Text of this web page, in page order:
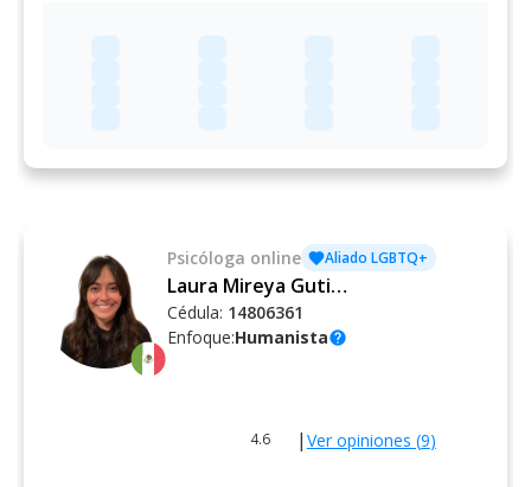
Psicóloga online Aliado LGBTQ+
Laura Mireya Gutiérrez Quintal
Cédula: 14806361
Enfoque:Humanistahelp
4.6 | Ver opiniones (9)